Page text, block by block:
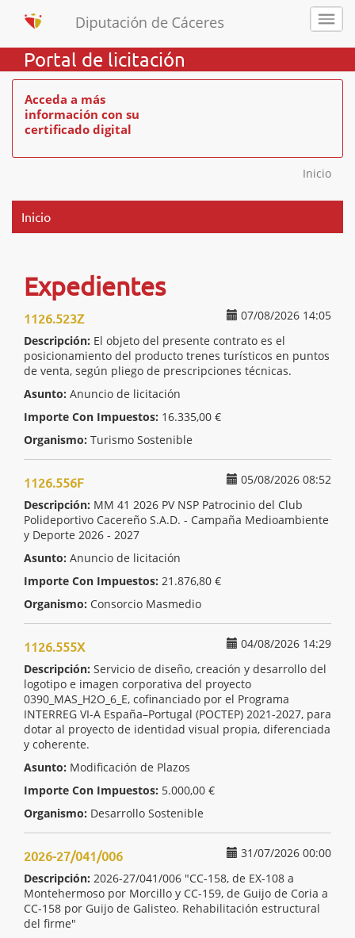
Portal de licitación
Acceda a más
información con su
certificado digital
Inicio
Inicio
Expedientes
07/08/2026 14:05
1126.523Z
Descripción: El objeto del presente contrato es el
posicionamiento del producto trenes turísticos en puntos
de venta, según pliego de prescripciones técnicas.
Asunto: Anuncio de licitación
Importe Con Impuestos: 16.335,00 €
Organismo: Turismo Sostenible
05/08/2026 08:52
1126.556F
Descripción: MM 41 2026 PV NSP Patrocinio del Club
Polideportivo Cacereño S.A.D. - Campaña Medioambiente
y Deporte 2026 - 2027
Asunto: Anuncio de licitación
Importe Con Impuestos: 21.876,80 €
Organismo: Consorcio Masmedio
04/08/2026 14:29
1126.555X
Descripción: Servicio de diseño, creación y desarrollo del
logotipo e imagen corporativa del proyecto
0390_MAS_H2O_6_E, cofinanciado por el Programa
INTERREG VI-A España–Portugal (POCTEP) 2021-2027, para
dotar al proyecto de identidad visual propia, diferenciada
y coherente.
Asunto: Modificación de Plazos
Importe Con Impuestos: 5.000,00 €
Organismo: Desarrollo Sostenible
31/07/2026 00:00
2026-27/041/006
Descripción: 2026-27/041/006 "CC-158, de EX-108 a
Montehermoso por Morcillo y CC-159, de Guijo de Coria a
CC-158 por Guijo de Galisteo. Rehabilitación estructural
del firme"